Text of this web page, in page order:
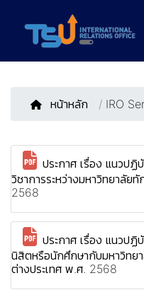
หน้าหลัก / IRO
ประกาศ เรื่อง แนวป
วิชาการระหว่างมหาวิทยาลั
2568
ประกาศ เรื่อง แนวปฏิ
นิสิตหรือนักศึกษากับมหาวิทย
ต่างประเทศ พ.ศ. 2568